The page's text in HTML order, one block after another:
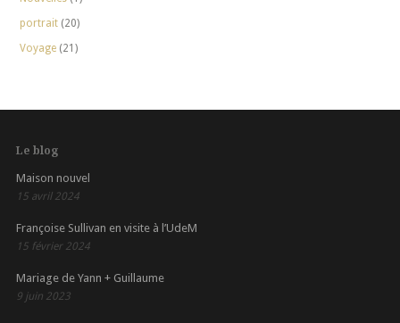
portrait(20)
Voyage(21)
Le blog
Maison nouvel
15 avril 2024
Françoise Sullivan en visite à l’UdeM
15 février 2024
Mariage de Yann + Guillaume
9 juin 2023